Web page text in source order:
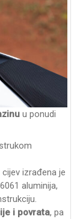
u ponudi
cijev izrađena je
aluminija,
i povrata, pa